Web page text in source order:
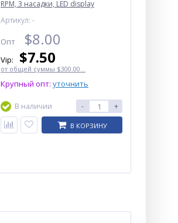
RPM, 3 насадки, LED display
Артикул: -
Опт $8.00
Vip: $7.50
от общей суммы $300.00...
Крупный опт: уточнить
В наличии - +
В КОРЗИНУ